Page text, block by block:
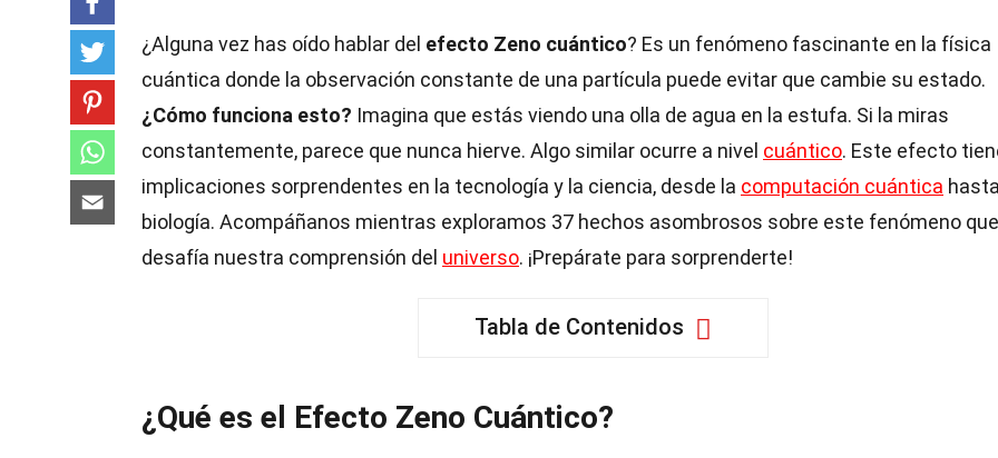
¿Alguna vez has oído hablar del efecto Zeno cuántico? Es un fenómeno fascinante en la física
cuántica donde la observación constante de una partícula puede evitar que cambie su estado.
¿Cómo funciona esto? Imagina que estás viendo una olla de agua en la estufa. Si la miras
constantemente, parece que nunca hierve. Algo similar ocurre a nivel cuántico. Este efecto
implicaciones sorprendentes en la tecnología y la ciencia, desde la computación cuántica
biología. Acompáñanos mientras exploramos 37 hechos asombrosos sobre este fenómeno que
desafía nuestra comprensión del universo. ¡Prepárate para sorprenderte!
Tabla de Contenidos
¿Qué es el Efecto Zeno Cuántico?